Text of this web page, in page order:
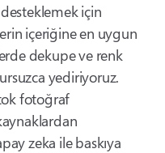
için
içeriğine en uygun
dekupe ve renk
yediriyoruz.
fotoğraf
zeka ile baskıya